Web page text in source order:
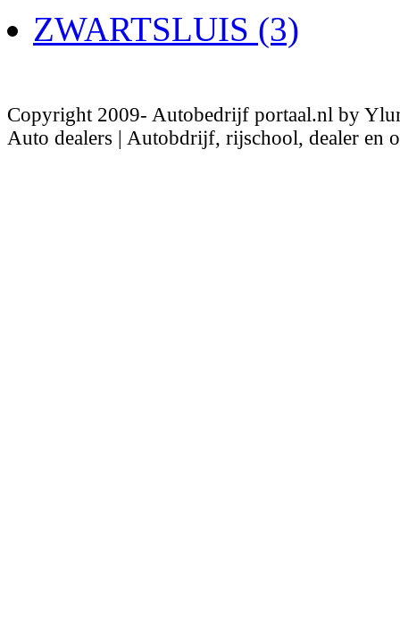
ZWARTSLUIS (3)
Copyright 2009- Autobedrijf portaal.nl by
Auto dealers | Autobdrijf, rijschool, dealer en